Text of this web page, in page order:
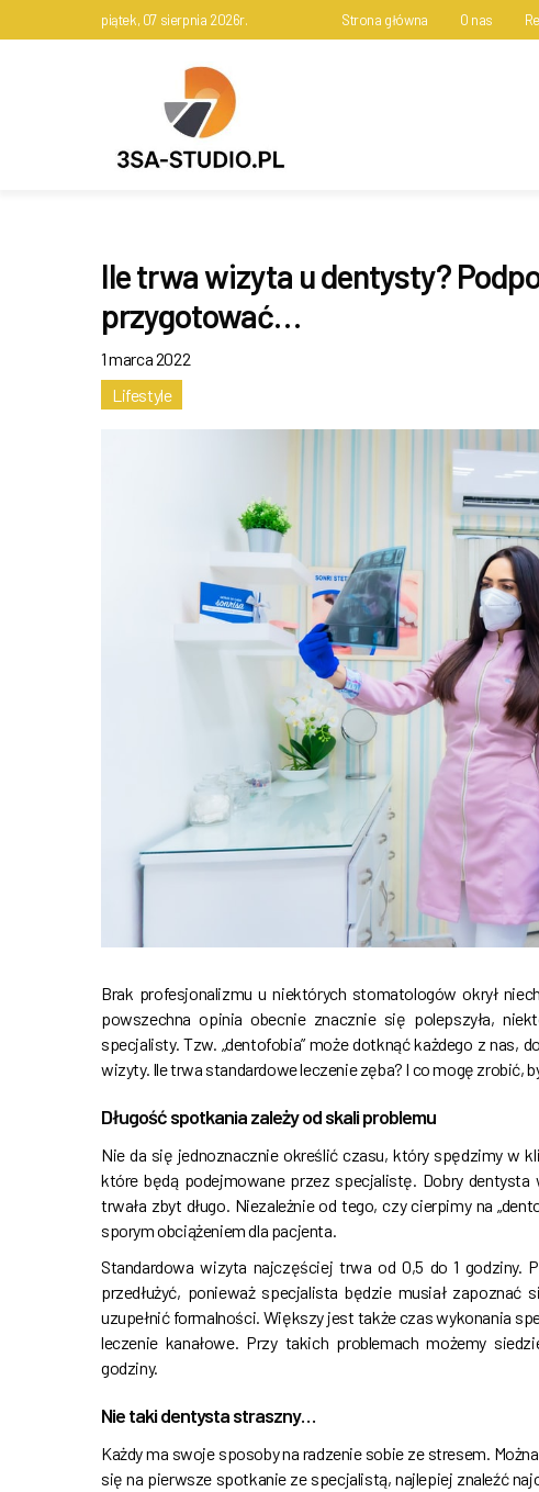
piątek, 07 sierpnia 2026r. Strona główna O nas
Ile trwa wizyta u dentysty?
przygotować…
1 marca 2022
Lifestyle
Brak profesjonalizmu u niektórych stomatologów okrył
powszechna opinia obecnie znacznie się polepszyła,
specjalisty. Tzw. „dentofobia” może dotknąć każdego z
wizyty. Ile trwa standardowe leczenie zęba? I co mogę zrobić,
Długość spotkania zależy od skali problemu
Nie da się jednoznacznie określić czasu, który spędzimy w
które będą podejmowane przez specjalistę. Dobry
trwała zbyt długo. Niezależnie od tego, czy cierpimy na
sporym obciążeniem dla pacjenta.
Standardowa wizyta najczęściej trwa od 0,5 do 1
przedłużyć, ponieważ specjalista będzie musiał
uzupełnić formalności. Większy jest także czas wykonania
leczenie kanałowe. Przy takich problemach możemy
godziny.
Nie taki dentysta straszny…
Każdy ma swoje sposoby na radzenie sobie ze stresem.
się na pierwsze spotkanie ze specjalistą, najlepiej znaleźć